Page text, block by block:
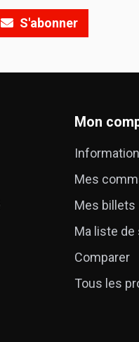
S'abonner
Mon
Mes
Mes billets
Ma liste de
Comparer
Tous les